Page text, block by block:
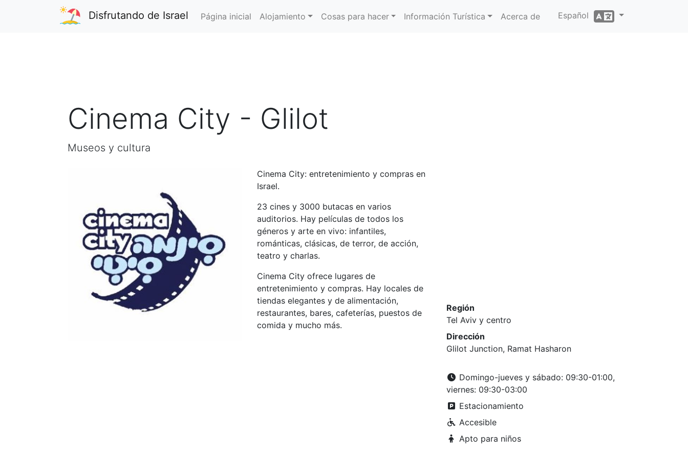
Disfrutando de Israel Página inicial Alojamiento Cosas para hacer Información Turística Acerca de Español
Cinema City - Glilot
Museos y cultura
Cinema City: entretenimiento y compras en
Israel.
23 cines y 3000 butacas en varios
auditorios. Hay películas de todos los
géneros y arte en vivo: infantiles,
románticas, clásicas, de terror, de acción,
teatro y charlas.
Cinema City ofrece lugares de
entretenimiento y compras. Hay locales de
tiendas elegantes y de alimentación,
restaurantes, bares, cafeterías, puestos de
comida y mucho más.
Región
Tel Aviv y centro
Dirección
Glilot Junction, Ramat Hasharon
Domingo-jueves y sábado: 09:30-01:00,
viernes: 09:30-03:00
Estacionamiento
Accesible
Apto para niños